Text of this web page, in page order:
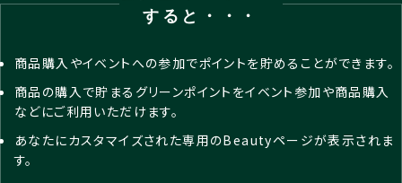
すると・・・
商品購入やイベントへの参加でポイントを貯めることができます。
商品の購入で貯まるグリーンポイントをイベント参加や商品購入
などにご利用いただけます。
あなたにカスタマイズされた専用のBeautyページが表示されま
す。